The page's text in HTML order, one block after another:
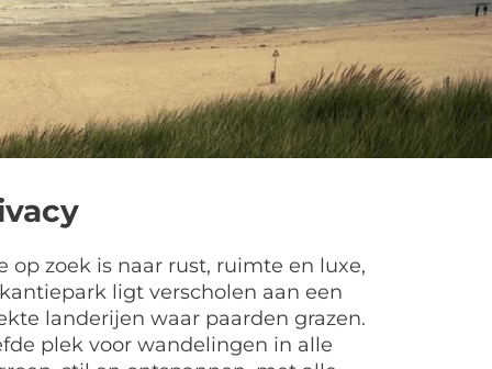
op zoek is naar rust, ruimte en luxe,
ligt verscholen aan een
landerijen waar paarden grazen.
plek voor wandelingen in alle